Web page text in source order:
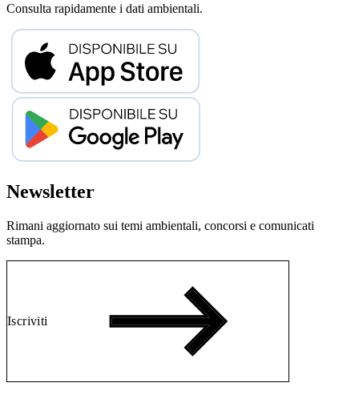
Consulta rapidamente i dati ambientali.
Newsletter
Rimani aggiornato sui temi ambientali, concorsi e comunicati
stampa.
Iscriviti